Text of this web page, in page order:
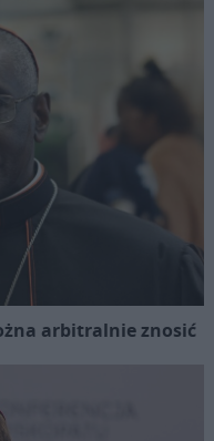
arbitralnie znosić